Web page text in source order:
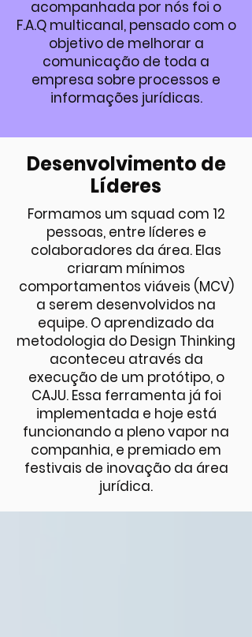
acompanhada por nós foi o
F.A.Q multicanal, pensado com o
objetivo de melhorar a
comunicação de toda a
empresa sobre processos e
informações jurídicas.
Desenvolvimento de
Líderes
Formamos um squad com 12
pessoas, entre líderes e
colaboradores da área. Elas
criaram mínimos
comportamentos viáveis (MCV)
a serem desenvolvidos na
equipe. O aprendizado da
metodologia do Design Thinking
aconteceu através da
execução de um protótipo, o
CAJU. Essa ferramenta já foi
implementada e hoje está
funcionando a pleno vapor na
companhia, e premiado em
festivais de inovação da área
jurídica.